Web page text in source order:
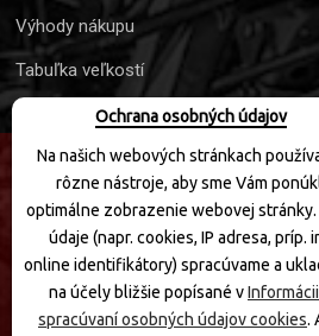
Ochrana osobných údajov
Na našich webových stránkach
rôzne nástroje, aby sme Vám
optimálne zobrazenie webovej stránky.
údaje (napr. cookies, IP adresa, príp.
online identifikátory) spracúvame a
na účely bližšie popísané v
spracúvaní osobných údajov cookies.
Výhody nákupu
Tabuľka veľkostí
SLEDUJTE NÁS
PRIHLÁSIŤ SA K ODBERU